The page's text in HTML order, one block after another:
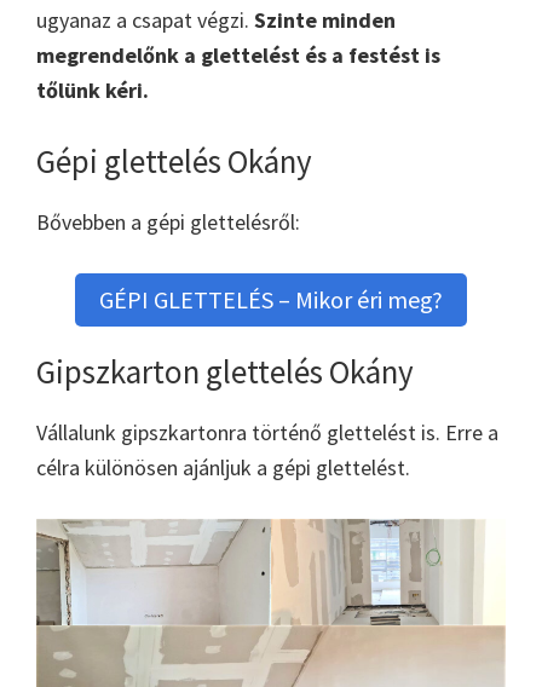
ugyanaz a csapat végzi. Szinte minden
megrendelőnk a glettelést és a festést is
tőlünk kéri.
Gépi glettelés Okány
Bővebben a gépi glettelésről:
GÉPI GLETTELÉS – Mikor éri meg?
Gipszkarton glettelés Okány
Vállalunk gipszkartonra történő glettelést is. Erre a
célra különösen ajánljuk a gépi glettelést.